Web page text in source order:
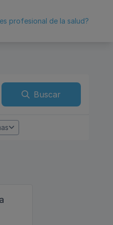
profesional de la salud?
Buscar